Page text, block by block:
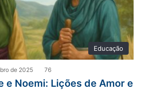
Educação
de 2025 76
e Noemi: Lições de Amor e